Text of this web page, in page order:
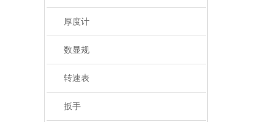
厚度计
数显规
转速表
扳手